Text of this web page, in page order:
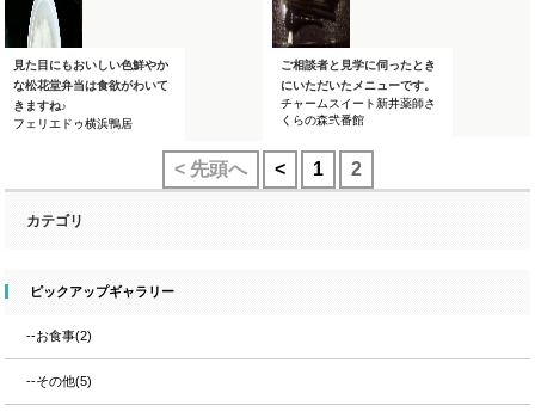
見た目にもおいしい色鮮やか
な松花堂弁当は食欲がわいて
きますね♪
フェリエドゥ横浜鴨居
ご相談者と見学に伺ったとき
にいただいたメニューです。
チャームスイート新井薬師さ
くらの森弐番館
< 先頭へ < 1 2
カテゴリ
ピックアップギャラリー
--お食事(2)
--その他(5)